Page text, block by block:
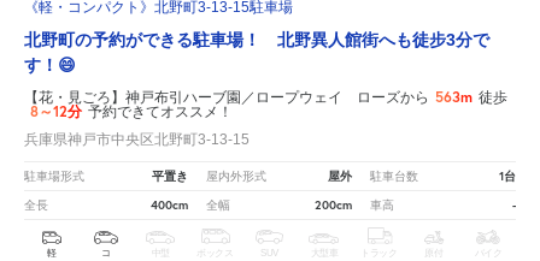
《軽・コンパクト》北野町3-13-15駐車場
北野町の予約ができる駐車場！ 北野異人館街へも徒步3分で
す！😄
【花・見ごろ】神戸布引ハーブ園／ロープウェイ ローズから 563m 徒歩
8～12分 予約できてオススメ！
兵庫県神戸市中央区北野町3-13-15
駐車場形式 平置き 屋内外形式 屋外 駐車台数 1台
全長 400cm 全幅 200cm 車高 -
軽 コ 中型 ボックス SUV 大型車 トラック 原付 バイク